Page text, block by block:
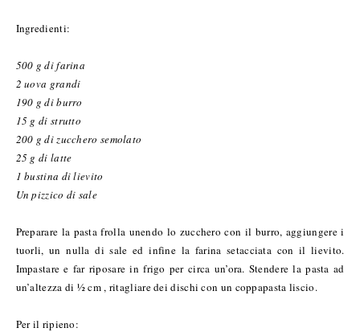
Ingredienti:
500 g di farina
2 uova grandi
190 g di burro
15 g di strutto
200 g di zucchero semolato
25 g di latte
1 bustina di lievito
Un pizzico di sale
Preparare la pasta frolla unendo lo zucchero con il burro, aggiungere i
tuorli, un nulla di sale ed infine la farina setacciata con il lievito.
Impastare e far riposare in frigo per circa un’ora. Stendere la pasta ad
un’altezza di ½ cm , ritagliare dei dischi con un coppapasta liscio.
Per il ripieno: